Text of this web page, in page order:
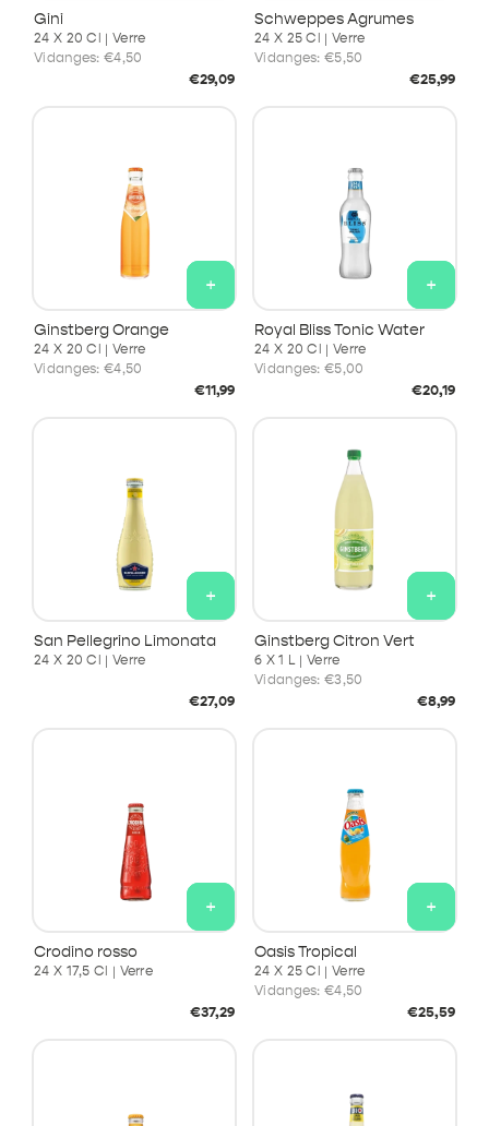
Gini
24 X 20 Cl | Verre
Vidanges: €4,50
Prix
€29,09
Schweppes Agrumes
24 X 25 Cl | Verre
Vidanges: €5,50
Prix
€25,99
+
Ginstberg Orange
24 X 20 Cl | Verre
Vidanges: €4,50
Prix
€11,99
+
Royal Bliss Tonic Water
24 X 20 Cl | Verre
Vidanges: €5,00
Prix
€20,19
+
San Pellegrino Limonata
24 X 20 Cl | Verre
Prix
€27,09
+
Ginstberg Citron Vert
6 X 1 L | Verre
Vidanges: €3,50
Prix
€8,99
+
Crodino rosso
24 X 17,5 Cl | Verre
Prix
€37,29
+
Oasis Tropical
24 X 25 Cl | Verre
Vidanges: €4,50
Prix
€25,59